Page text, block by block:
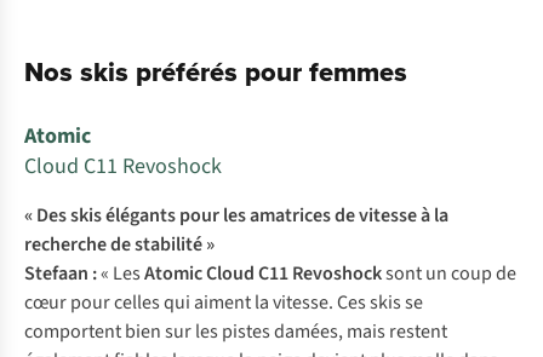
Nos skis préférés pour femmes
Atomic
Cloud C11 Revoshock
« Des skis élégants pour les amatrices de vitesse à la
recherche de stabilité »
Stefaan :« LesAtomic Cloud C11 Revoshocksont un coup de
cœur pour celles qui aiment la vitesse. Ces skis se
comportent bien sur les pistes damées, mais restent